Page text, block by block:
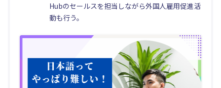
Hubのセールスを担当しながら外国人雇用促進活
動も行う。